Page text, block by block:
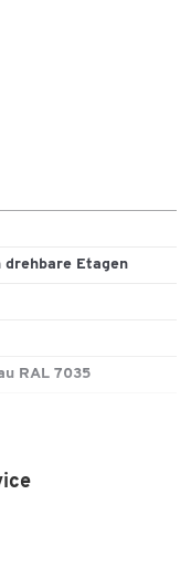
drehbare Etagen
RAL 7035